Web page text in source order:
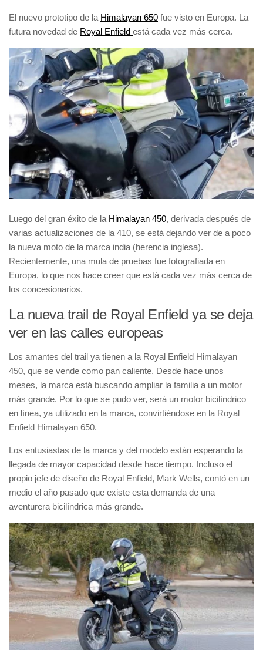
El nuevo prototipo de la Himalayan 650 fue visto en Europa. La
futura novedad de Royal Enfield está cada vez más cerca.
Luego del gran éxito de la Himalayan 450, derivada después de
varias actualizaciones de la 410, se está dejando ver de a poco
la nueva moto de la marca india (herencia inglesa).
Recientemente, una mula de pruebas fue fotografiada en
Europa, lo que nos hace creer que está cada vez más cerca de
los concesionarios.
La nueva trail de Royal Enfield ya se deja
ver en las calles europeas
Los amantes del trail ya tienen a la Royal Enfield Himalayan
450, que se vende como pan caliente. Desde hace unos
meses, la marca está buscando ampliar la familia a un motor
más grande. Por lo que se pudo ver, será un motor bicilíndrico
en línea, ya utilizado en la marca, convirtiéndose en la Royal
Enfield Himalayan 650.
Los entusiastas de la marca y del modelo están esperando la
llegada de mayor capacidad desde hace tiempo. Incluso el
propio jefe de diseño de Royal Enfield, Mark Wells, contó en un
medio el año pasado que existe esta demanda de una
aventurera bicilíndrica más grande.